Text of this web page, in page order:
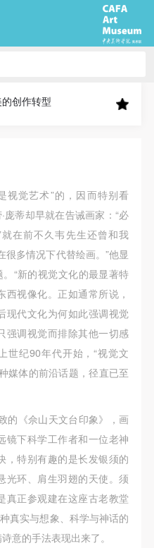
创作转型
视觉艺术”的，因而特别看
庞蒂却早就在告诫画家：“必
在前不久韦先生还曾和我
很多情况下代替绘画。”他显
“新的视觉文化的最显著特
视像化。正如通常所说，
现代文化为何如此强调视觉
强调视觉而排除其他一切感
世纪90年代开始，“视觉文
媒体的前沿话题，径直已至
的《佘山天文台印象》，画
镜下科学工作者和一位老神
，特别有趣的是长发银须的
光环、肩生羽翅的天使。须
真正参观建在这座古老教堂
真实与想象、科学与神话的
意的手法表现出来了。
议书
与中央美术学院美术馆
）提交中央美术学院用
同意编入《中国知识资
库》《中央美术学院美
献、档案机构和平台，
联网上传播，同意按相
免责协议书
与退出、风险与责任自
加者应有必要的风险意
人民共和国的相关法
会公德规范，并应该具
帮助和助人为乐的良好
人（具有完全民事行为
年人必须在成年人的陪
议书
与中央美术学院美术馆
）提交中央美术学院用
同意编入《中国知识资
库》《中央美术学院美
献、档案机构和平台，
联网上传播，同意按相
免责协议书
与退出、风险与责任自
加者应有必要的风险意
人民共和国的相关法
会公德规范，并应该具
帮助和助人为乐的良好
人（具有完全民事行为
年人必须在成年人的陪
议书
与中央美术学院美术馆
）提交中央美术学院用
同意编入《中国知识资
库》《中央美术学院美
献、档案机构和平台，
联网上传播，同意按相
免责协议书
与退出、风险与责任自
加者应有必要的风险意
人民共和国的相关法
会公德规范，并应该具
帮助和助人为乐的良好
人（具有完全民事行为
年人必须在成年人的陪